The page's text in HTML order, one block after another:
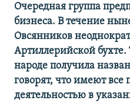
Очередная группа
бизнеса. В течение
Овсянников
Артиллерийской
народе получила
говорят, что имеют
деятельностью в